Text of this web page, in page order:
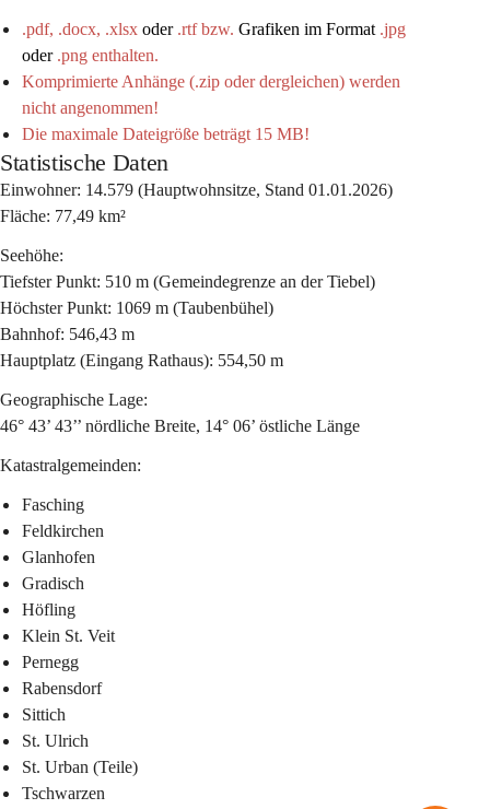
.pdf, .docx, .xlsx oder .rtf bzw. Grafiken im Format .jpg
oder .png enthalten.
Komprimierte Anhänge (.zip oder dergleichen) werden
nicht angenommen!
Die maximale Dateigröße beträgt 15 MB!
Statistische Daten
Einwohner: 14.579 (Hauptwohnsitze, Stand 01.01.2026)
Fläche: 77,49 km²
Seehöhe:
Tiefster Punkt: 510 m (Gemeindegrenze an der Tiebel)
Höchster Punkt: 1069 m (Taubenbühel)
Bahnhof: 546,43 m
Hauptplatz (Eingang Rathaus): 554,50 m
Geographische Lage:
46° 43’ 43’’ nördliche Breite, 14° 06’ östliche Länge
Katastralgemeinden:
Fasching
Feldkirchen
Glanhofen
Gradisch
Höfling
Klein St. Veit
Pernegg
Rabensdorf
Sittich
St. Ulrich
St. Urban (Teile)
Tschwarzen